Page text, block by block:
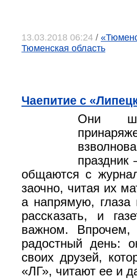
13.03.2018 06:24 /
Тюменская область
Чаепитие с
Они
праздник
общаются с
заочно, читая их
а напрямую, глаза
рассказать, и
важном.
радостный день:
своих друзей,
«ЛГ», читают ее и